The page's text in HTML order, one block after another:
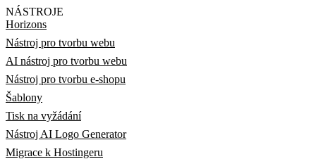
NÁSTROJE
Horizons
Nástroj pro tvorbu webu
AI nástroj pro tvorbu webu
Nástroj pro tvorbu e-shopu
Šablony
Tisk na vyžádání
Nástroj AI Logo Generator
Migrace k Hostingeru